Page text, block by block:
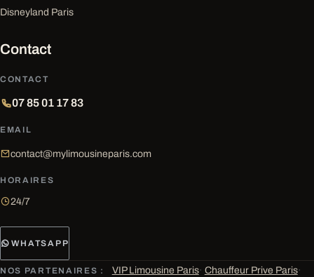
Disneyland Paris
Contact
CONTACT
07 85 01 17 83
EMAIL
contact@mylimousineparis.com
HORAIRES
24/7
WHATSAPP
NOS PARTENAIRES : VIP Limousine Paris· Chauffeur Prive Paris·